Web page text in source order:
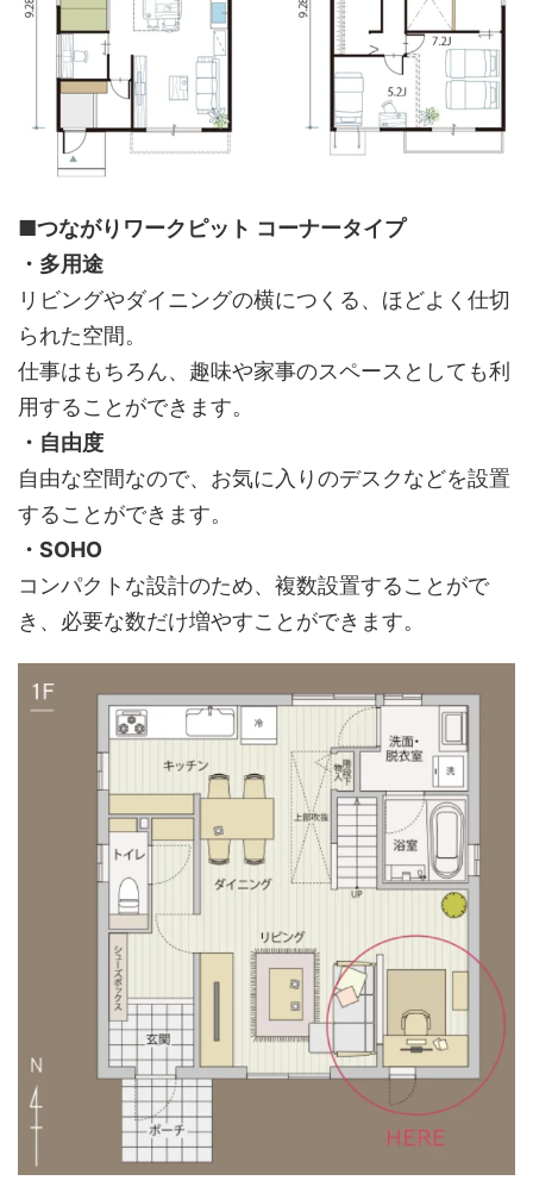
■つながりワークピット コーナータイプ
・多用途
リビングやダイニングの横につくる、ほどよく仕切
られた空間。
仕事はもちろん、趣味や家事のスペースとしても利
用することができます。
・自由度
自由な空間なので、お気に入りのデスクなどを設置
することができます。
・SOHO
コンパクトな設計のため、複数設置することがで
き、必要な数だけ増やすことができます。